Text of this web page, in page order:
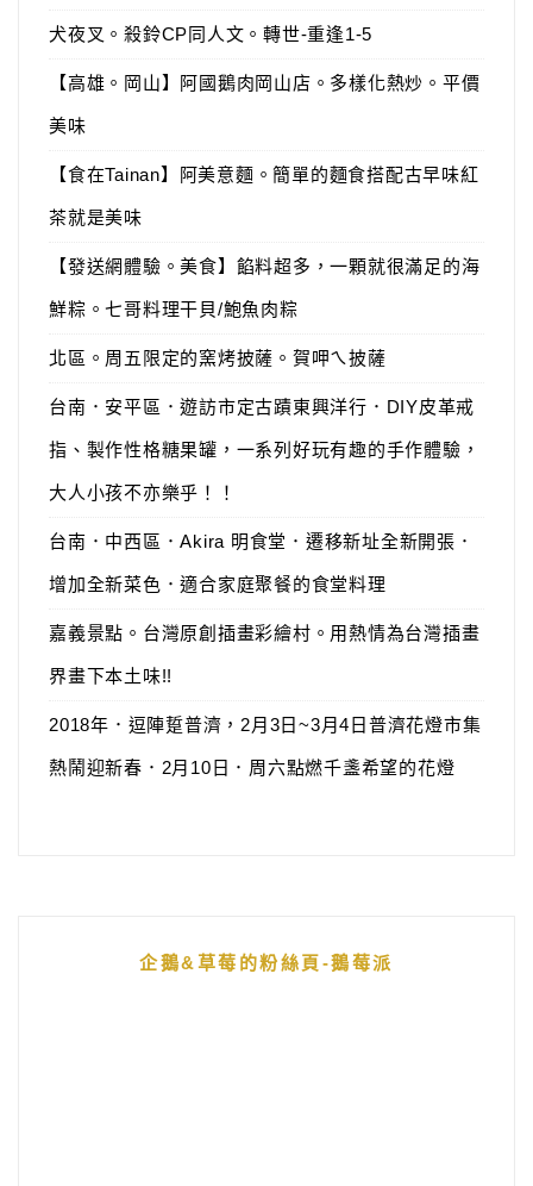
犬夜叉。殺鈴CP同人文。轉世-重逢1-5
【高雄。岡山】阿國鵝肉岡山店。多樣化熱炒。平價
美味
【食在Tainan】阿美意麵。簡單的麵食搭配古早味紅
茶就是美味
【發送網體驗。美食】餡料超多，一顆就很滿足的海
鮮粽。七哥料理干貝/鮑魚肉粽
北區。周五限定的窯烤披薩。賀呷ㄟ披薩
台南．安平區．遊訪市定古蹟東興洋行．DIY皮革戒
指、製作性格糖果罐，一系列好玩有趣的手作體驗，
大人小孩不亦樂乎！！
台南．中西區．Akira 明食堂．遷移新址全新開張．
增加全新菜色．適合家庭聚餐的食堂料理
嘉義景點。台灣原創插畫彩繪村。用熱情為台灣插畫
界畫下本土味!!
2018年．逗陣踅普濟，2月3日~3月4日普濟花燈市集
熱鬧迎新春．2月10日．周六點燃千盞希望的花燈
企鵝&草莓的粉絲頁-鵝莓派